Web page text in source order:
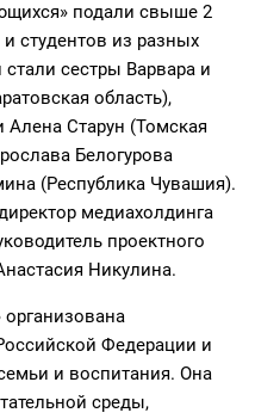
подали свыше 2
студентов из разных
сестры Варвара и
область),
Алена Старун (Томская
Белогурова
(Республика Чувашия).
медиахолдинга
проектного
Никулина.
Федерации и
и воспитания. Она
среды,